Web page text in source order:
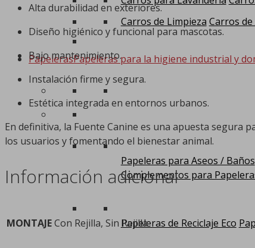
Carros de Limpieza Carros
PapelerasPapeleras para la higiene industrial y
Papeleras para Aseos / Baños
Complementos para
Papeleras de Reciclaje Eco
Alta durabilidad en exteriores.
Diseño higiénico y funcional para mascotas.
Bajo mantenimiento.
Instalación firme y segura.
Estética integrada en entornos urbanos.
En definitiva, la Fuente Canine es una apuesta segura
los usuarios y fomentando el bienestar animal.
Información adicional
MONTAJECon Rejilla, Sin Rejilla